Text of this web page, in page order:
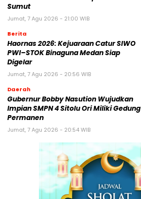
Sumut
Jumat, 7 Agu 2026 - 21:00 WIB
Berita
Haornas 2026: Kejuaraan Catur SIWO
PWI–STOK Binaguna Medan Siap
Digelar
Jumat, 7 Agu 2026 - 20:56 WIB
Daerah
Gubernur Bobby Nasution Wujudkan
Impian SMPN 4 Sitolu Ori Miliki Gedung
Permanen
Jumat, 7 Agu 2026 - 20:54 WIB